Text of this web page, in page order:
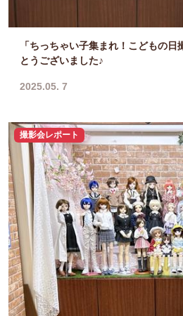
「ちっちゃい子集まれ！こどもの
とうございました♪
2025.05. 7
撮影会レポート